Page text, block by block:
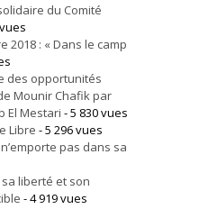
du Comité
2018 : « Dans le camp
des opportunités
Mounir Chafik par
El Mestari - 5 830 vues
Libre - 5 296 vues
pas dans sa
liberté et son
- 4 919 vues